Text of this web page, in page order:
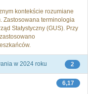
kontekście rozumiane
Zastosowana terminologia
Statystyczny (GUS). Przy
2
w 2024 roku
6,17